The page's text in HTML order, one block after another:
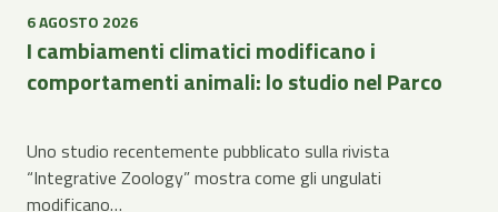
6 AGOSTO 2026
I cambiamenti climatici modificano i
comportamenti animali: lo studio nel Parco
Uno studio recentemente pubblicato sulla rivista
“Integrative Zoology” mostra come gli ungulati
modificano…